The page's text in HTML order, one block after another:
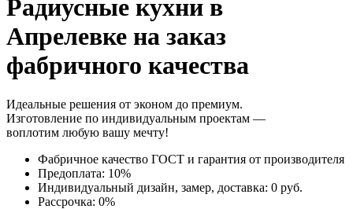
Радиусные кухни в
Апрелевке на заказ
фабричного качества
Идеальные решения от эконом до премиум.
Изготовление по индивидуальным проектам —
воплотим любую вашу мечту!
Фабричное качество ГОСТ и гарантия от производителя
Предоплата: 10%
Индивидуальный дизайн, замер, доставка: 0 руб.
Рассрочка: 0%